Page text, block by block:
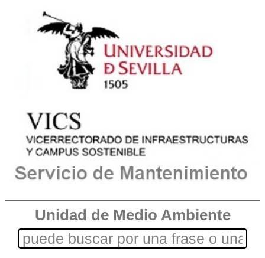
Unidad de Medio Ambiente